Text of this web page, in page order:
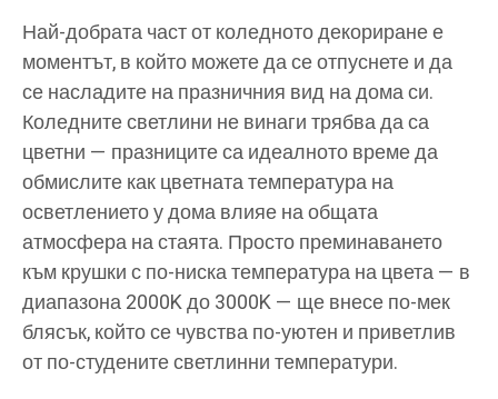
Най-добрата част от коледното декориране е
моментът, в който можете да се отпуснете и да
се насладите на празничния вид на дома си.
Коледните светлини не винаги трябва да са
цветни — празниците са идеалното време да
обмислите как цветната температура на
осветлението у дома влияе на общата
атмосфера на стаята. Просто преминаването
към крушки с по-ниска температура на цвета — в
диапазона 2000K до 3000K — ще внесе по-мек
блясък, който се чувства по-уютен и приветлив
от по-студените светлинни температури.